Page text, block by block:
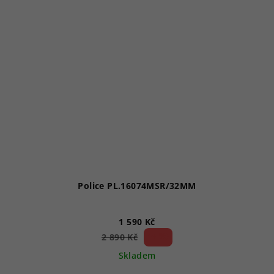
Police PL.16074MSR/32MM
1 590 Kč
2 890 Kč
Skladem